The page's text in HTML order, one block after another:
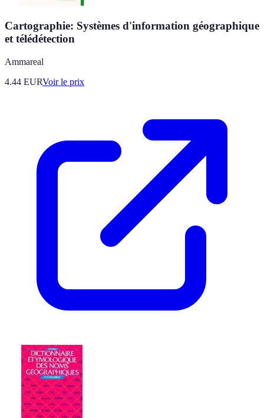
Cartographie: Systèmes d'information géographique
et télédétection
Ammareal
4.44 EURVoir le prix